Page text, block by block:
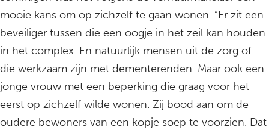
mooie kans om op zichzelf te gaan wonen. “Er zit een
beveiliger tussen die een oogje in het zeil kan houden
in het complex. En natuurlijk mensen uit de zorg of
die werkzaam zijn met dementerenden. Maar ook een
jonge vrouw met een beperking die graag voor het
eerst op zichzelf wilde wonen. Zij bood aan om de
oudere bewoners van een kopje soep te voorzien. Dat